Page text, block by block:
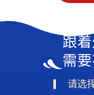
跟
需
请选